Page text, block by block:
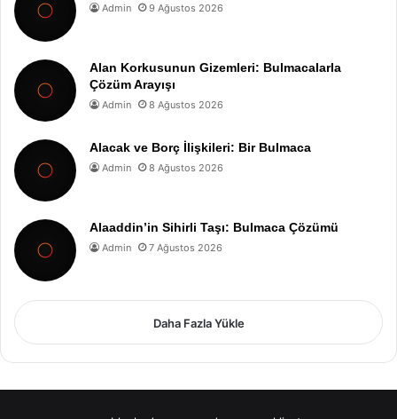
Admin 9 Ağustos 2026
Alan Korkusunun Gizemleri: Bulmacalarla
Çözüm Arayışı
Admin 8 Ağustos 2026
Alacak ve Borç İlişkileri: Bir Bulmaca
Admin 8 Ağustos 2026
Alaaddin’in Sihirli Taşı: Bulmaca Çözümü
Admin 7 Ağustos 2026
Daha Fazla Yükle